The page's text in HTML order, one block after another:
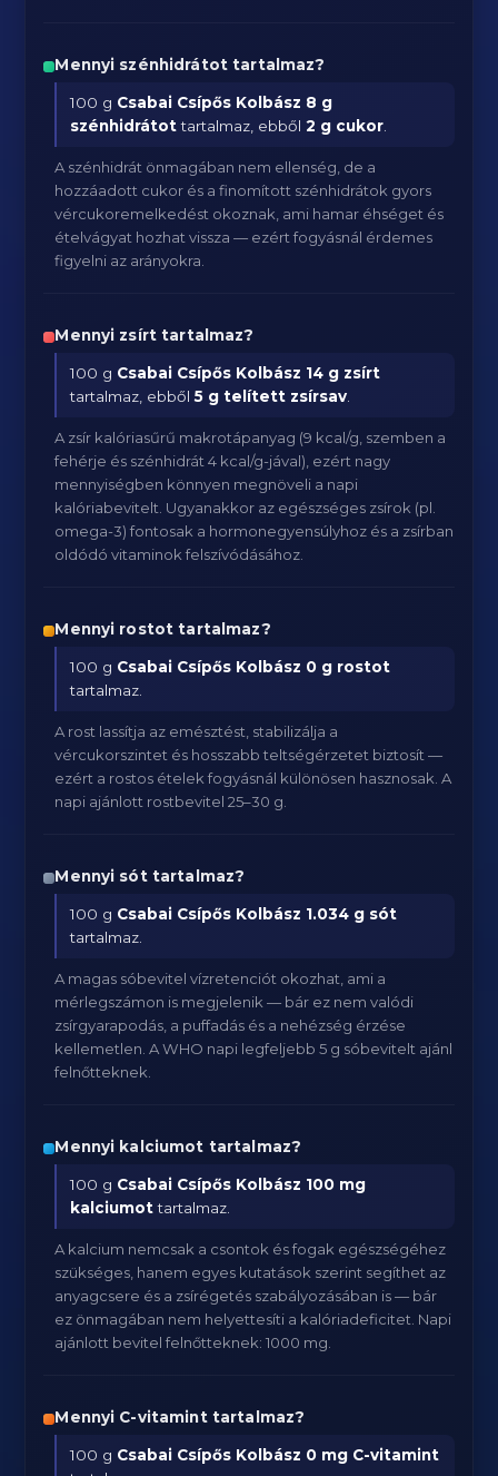
Mennyi szénhidrátot tartalmaz?
100 g Csabai Csípős Kolbász 8 g
szénhidrátottartalmaz, ebből2 g cukor
A szénhidrát önmagában nem ellenség, de a
hozzáadott cukor és a finomított szénhidrátok gyors
vércukoremelkedést okoznak, ami hamar éhséget és
ételvágyat hozhat vissza — ezért fogyásnál érdemes
figyelni az arányokra.
Mennyi zsírt tartalmaz?
100 g Csabai Csípős Kolbász 14 g zsírt
tartalmaz, ebből5 g telített zsírsav
A zsír kalóriasűrű makrotápanyag (9 kcal/g, szemben a
fehérje és szénhidrát 4 kcal/g-jával), ezért nagy
mennyiségben könnyen megnöveli a napi
kalóriabevitelt. Ugyanakkor az egészséges zsírok (pl.
omega-3) fontosak a hormonegyensúlyhoz és a zsírban
oldódó vitaminok felszívódásához.
Mennyi rostot tartalmaz?
100 g Csabai Csípős Kolbász 0 g rostot
tartalmaz.
A rost lassítja az emésztést, stabilizálja a
vércukorszintet és hosszabb teltségérzetet biztosít —
ezért a rostos ételek fogyásnál különösen hasznosak. A
napi ajánlott rostbevitel 25–30 g.
Mennyi sót tartalmaz?
100 g Csabai Csípős Kolbász 1.034 g sót
tartalmaz.
A magas sóbevitel vízretenciót okozhat, ami a
mérlegszámon is megjelenik — bár ez nem valódi
zsírgyarapodás, a puffadás és a nehézség érzése
kellemetlen. A WHO napi legfeljebb 5 g sóbevitelt ajánl
felnőtteknek.
Mennyi kalciumot tartalmaz?
100 g Csabai Csípős Kolbász 100 mg
kalciumottartalmaz.
A kalcium nemcsak a csontok és fogak egészségéhez
szükséges, hanem egyes kutatások szerint segíthet az
anyagcsere és a zsírégetés szabályozásában is — bár
ez önmagában nem helyettesíti a kalóriadeficitet. Napi
ajánlott bevitel felnőtteknek: 1000 mg.
Mennyi C-vitamint tartalmaz?
100 g Csabai Csípős Kolbász 0 mg C-vitamint